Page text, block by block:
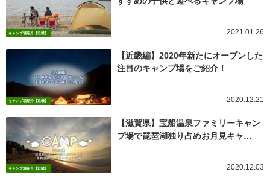
キャンプ場紹介【近畿】 2021.01.26
キャンプ場紹介【近畿】
【近畿編】2020年新たにオープンした
注目のキャンプ場をご紹介！
2020.12.21
キャンプ場紹介【近畿】
【滋賀県】宝船温泉ファミリーキャン
プ場で琵琶湖独り占めお月見キャ…
2020.12.03